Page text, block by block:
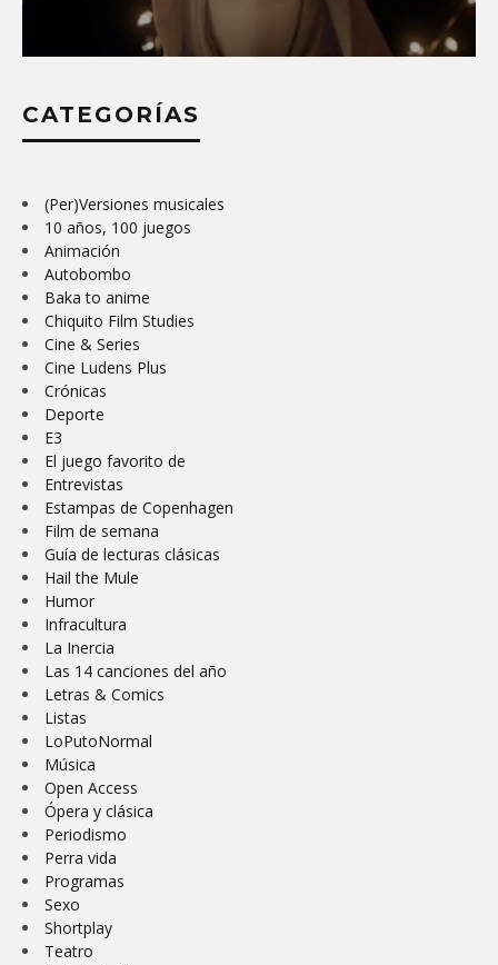
SERIES Y JUEGOS QUE NI DAN SUEÑO
NI LO QUITAN
CATEGORÍAS
(Per)Versiones musicales
10 años, 100 juegos
Animación
Autobombo
Baka to anime
Chiquito Film Studies
Cine & Series
Cine Ludens Plus
Crónicas
Deporte
E3
El juego favorito de
Entrevistas
Estampas de Copenhagen
Film de semana
Guía de lecturas clásicas
Hail the Mule
Humor
Infracultura
La Inercia
Las 14 canciones del año
Letras & Comics
Listas
LoPutoNormal
Música
Open Access
Ópera y clásica
Periodismo
Perra vida
Programas
Sexo
Shortplay
Teatro